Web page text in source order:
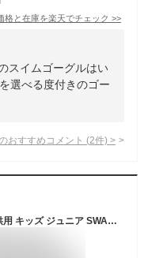
格と在庫を楽天でチェック >>
スイムゴーグルはい
選べる度付きのゴー
おすすめコメント (2件) >
度付きレンズ対応 スイミング ゴーグル 子供用 キッズ ジュニア SWANS スワンズ 水泳 競泳 プール 海水浴 SW-29 UVカット 99%以上